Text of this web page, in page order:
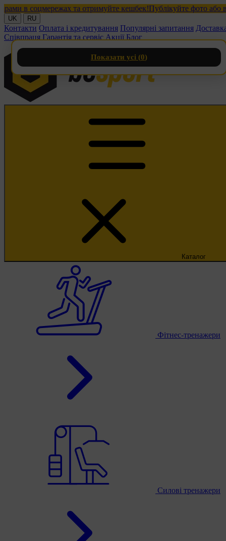
в соцмережах та отримуйте кешбек!Публікуйте фото або
UK RU
Контакти Оплата і кредитування Популярні запитання
Співпраця Гарантія та сервіс Акції Блог
Каталог
Фітнес-тренажери
Силові тренажери
Показати усі (0)